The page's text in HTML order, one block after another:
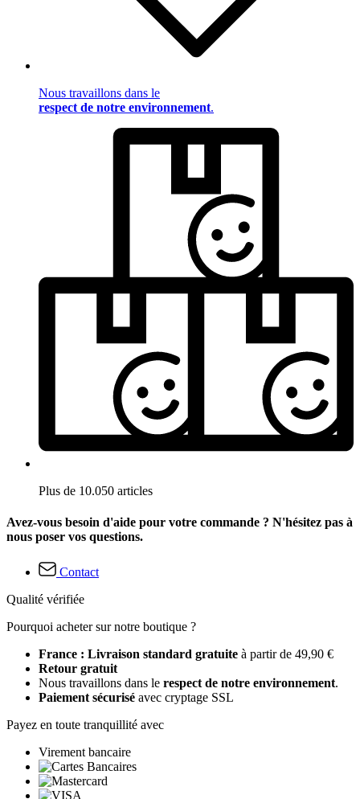
Nous travaillons dans le
respect de notre environnement.
Plus de 10.050 articles
Avez-vous besoin d'aide pour votre commande ? N'hésitez pas à
nous poser vos questions.
Contact
Qualité vérifiée
Pourquoi acheter sur notre boutique ?
France : Livraison standard gratuite à partir de 49,90 €
Retour gratuit
Nous travaillons dans le respect de notre environnement.
Paiement sécurisé avec cryptage SSL
Payez en toute tranquillité avec
Virement bancaire